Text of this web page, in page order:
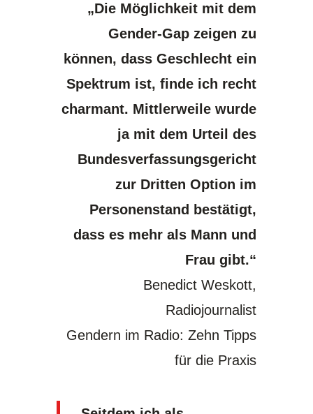
„Die Möglichkeit mit dem
Gender-Gap zeigen zu
können, dass Geschlecht ein
Spektrum ist, finde ich recht
charmant. Mittlerweile wurde
ja mit dem Urteil des
Bundesverfassungsgericht
zur Dritten Option im
Personenstand bestätigt,
dass es mehr als Mann und
Frau gibt.“
Benedict Weskott,
Radiojournalist
Gendern im Radio: Zehn Tipps
für die Praxis